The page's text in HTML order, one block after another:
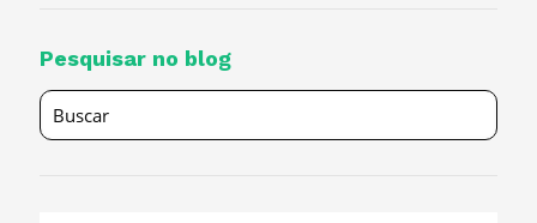
Pesquisar no blog